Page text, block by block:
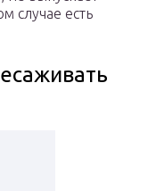
случае есть